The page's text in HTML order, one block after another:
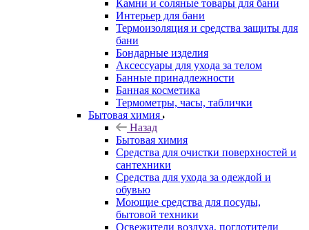
Камни и соляные товары для бани
Интерьер для бани
Термоизоляция и средства защиты для
бани
Бондарные изделия
Аксеcсуары для ухода за телом
Банные принадлежности
Банная косметика
Термометры, часы, таблички
Бытовая химия
Назад
Бытовая химия
Средства для очистки поверхностей и
сантехники
Средства для ухода за одеждой и
обувью
Моющие средства для посуды,
бытовой техники
Освежители воздуха, поглотители